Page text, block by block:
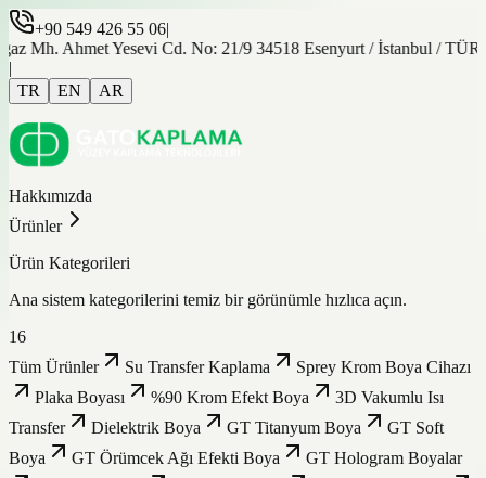
+90 549 426 55 06|
Mh. Ahmet Yesevi Cd. No: 21/9 34518 Esenyurt / İstanbul /
|
TR
EN AR
Hakkımızda
Ürünler
Ürün Kategorileri
Ana sistem kategorilerini temiz bir görünümle hızlıca açın.
16
Tüm Ürünler
Su Transfer Kaplama
Sprey Krom Boya Cihazı
Plaka Boyası
%90 Krom Efekt Boya
3D Vakumlu Isı
Transfer
Dielektrik Boya GT Titanyum Boya
GT Soft
Boya
GT Örümcek Ağı Efekti Boya
GT Hologram Boyalar